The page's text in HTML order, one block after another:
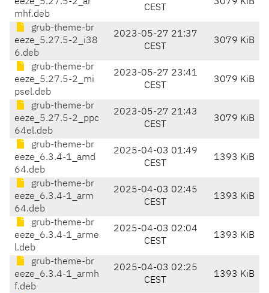
mhf.deb
CEST
grub-theme-br
eeze_5.27.5-2_i38
6.deb
2023-05-27 21:37
CEST
3079 KiB
grub-theme-br
eeze_5.27.5-2_mi
psel.deb
2023-05-27 23:41
CEST
3079 KiB
grub-theme-br
eeze_5.27.5-2_ppc
64el.deb
2023-05-27 21:43
CEST
3079 KiB
grub-theme-br
eeze_6.3.4-1_amd
64.deb
2025-04-03 01:49
CEST
1393 KiB
grub-theme-br
eeze_6.3.4-1_arm
64.deb
2025-04-03 02:45
CEST
1393 KiB
grub-theme-br
eeze_6.3.4-1_arme
l.deb
2025-04-03 02:04
CEST
1393 KiB
grub-theme-br
eeze_6.3.4-1_armh
f.deb
2025-04-03 02:25
CEST
1393 KiB